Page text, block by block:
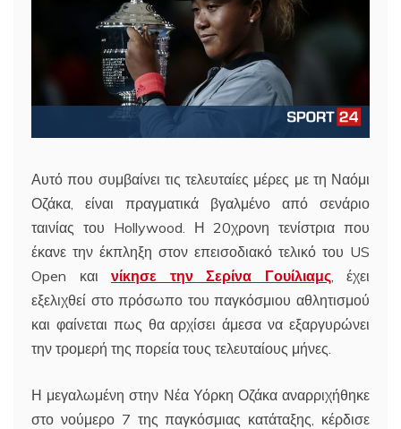
Αυτό που συμβαίνει τις τελευταίες μέρες με τη Ναόμι
Οζάκα, είναι πραγματικά βγαλμένο από σενάριο
ταινίας του Hollywood. Η 20χρονη τενίστρια που
έκανε την έκπληξη στον επεισοδιακό τελικό του US
Open και νίκησε την Σερίνα Γουίλιαμς, έχει
εξελιχθεί στο πρόσωπο του παγκόσμιου αθλητισμού
και φαίνεται πως θα αρχίσει άμεσα να εξαργυρώνει
την τρομερή της πορεία τους τελευταίους μήνες.
Η μεγαλωμένη στην Νέα Υόρκη Οζάκα αναρριχήθηκε
στο νούμερο 7 της παγκόσμιας κατάταξης, κέρδισε